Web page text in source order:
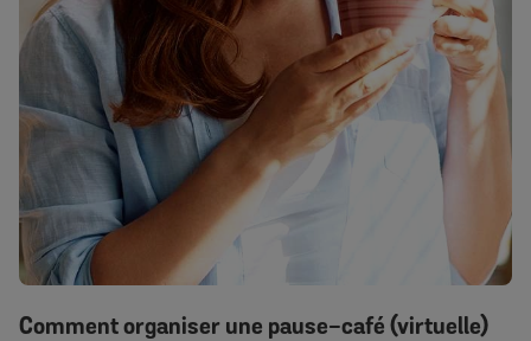
Comment organiser une pause-café (virtuelle)